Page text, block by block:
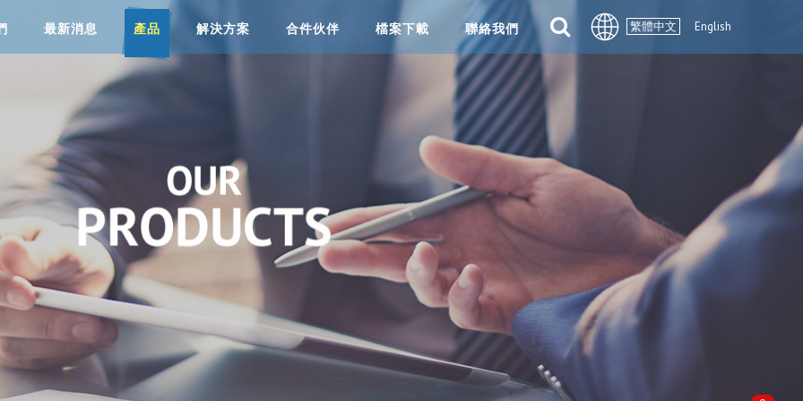
繁體中文 English
最新消息 產品 解決方案 合件伙伴 檔案下載 聯絡我們